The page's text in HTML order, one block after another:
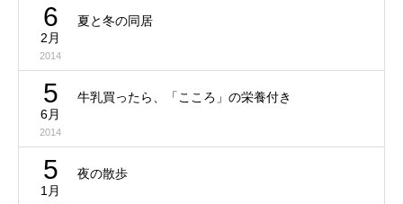
6
2月
2014
夏と冬の同居
5
6月
2014
牛乳買ったら、「こころ」の栄養付き
5
1月
夜の散歩